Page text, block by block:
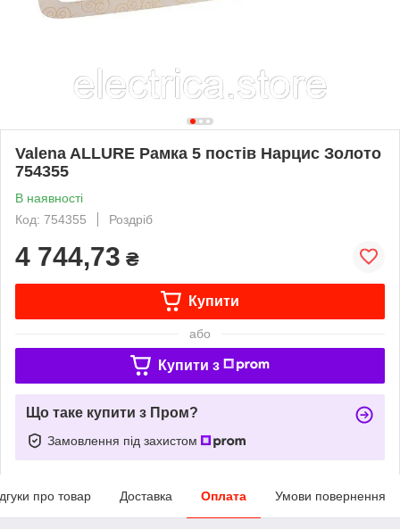
Valena ALLURE Рамка 5 постів Нарцис Золото
754355
В наявності
Код: 754355
Роздріб
4 744,73 ₴
Купити
або
Купити з
Що таке купити з Пром?
Замовлення під захистом
про товар Доставка Оплата Умови повернення